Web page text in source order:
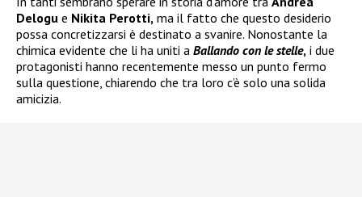
Delogu e Nikita Perotti, ma il fatto che questo desiderio
possa concretizzarsi è destinato a svanire. Nonostante la
chimica evidente che li ha uniti a Ballando con le stelle, i due
protagonisti hanno recentemente messo un punto fermo
sulla questione, chiarendo che tra loro c’è solo una solida
amicizia.